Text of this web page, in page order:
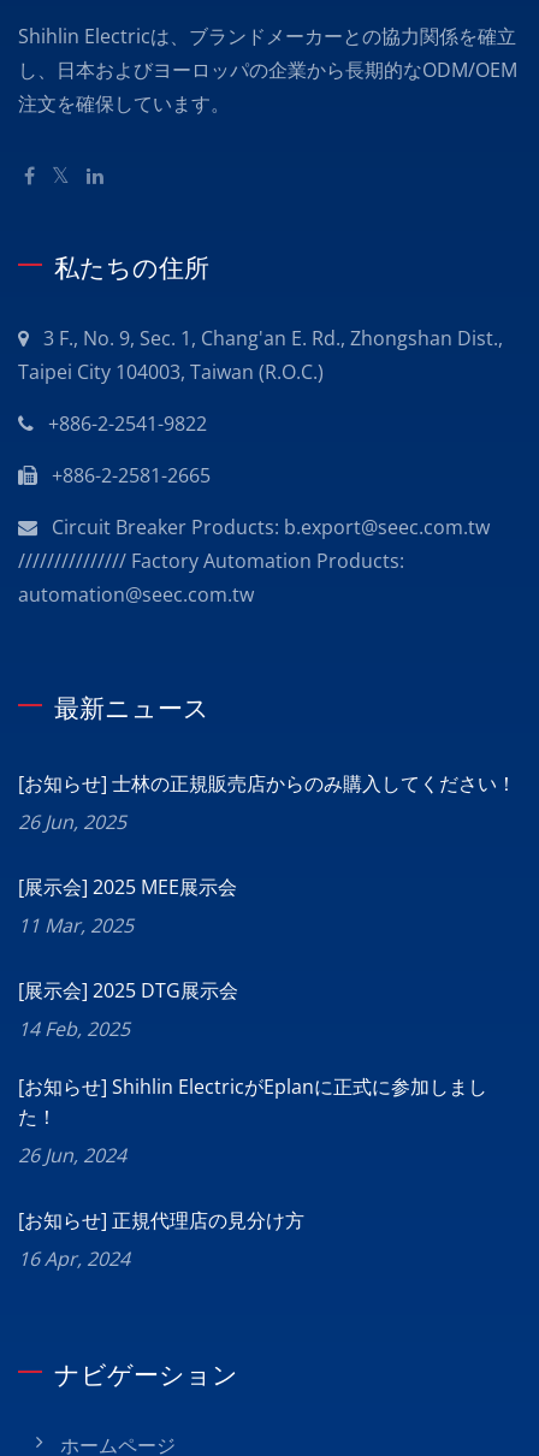
Shihlin Electricは、ブランドメーカーとの協力関係を確立
し、日本およびヨーロッパの企業から長期的なODM/OEM
注文を確保しています。
私たちの住所
3 F., No. 9, Sec. 1, Chang'an E. Rd., Zhongshan Dist.,
Taipei City 104003, Taiwan (R.O.C.)
+886-2-2541-9822
+886-2-2581-2665
Circuit Breaker Products: b.export@seec.com.tw
/////////////// Factory Automation Products:
automation@seec.com.tw
最新ニュース
[お知らせ] 士林の正規販売店からのみ購入してください！
26 Jun, 2025
[展示会] 2025 MEE展示会
11 Mar, 2025
[展示会] 2025 DTG展示会
14 Feb, 2025
[お知らせ] Shihlin ElectricがEplanに正式に参加しまし
た！
26 Jun, 2024
[お知らせ] 正規代理店の見分け方
16 Apr, 2024
ナビゲーション
ホームページ